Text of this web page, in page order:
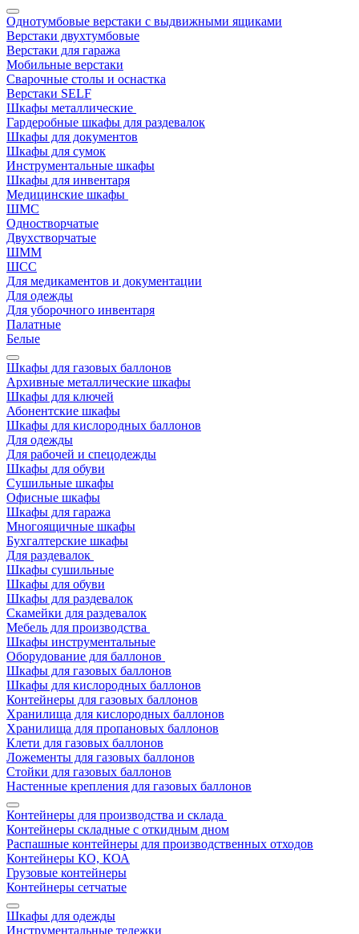
Однотумбовые верстаки с выдвижными ящиками
Верстаки двухтумбовые
Верстаки для гаража
Мобильные верстаки
Сварочные столы и оснастка
Верстаки SELF
Шкафы металлические
Гардеробные шкафы для раздевалок
Шкафы для документов
Шкафы для сумок
Инструментальные шкафы
Шкафы для инвентаря
Медицинские шкафы
ШМС
Одностворчатые
Двухстворчатые
ШММ
ШСС
Для медикаментов и документации
Для одежды
Для уборочного инвентаря
Палатные
Белые
Шкафы для газовых баллонов
Архивные металлические шкафы
Шкафы для ключей
Абонентские шкафы
Шкафы для кислородных баллонов
Для одежды
Для рабочей и спецодежды
Шкафы для обуви
Сушильные шкафы
Офисные шкафы
Шкафы для гаража
Многоящичные шкафы
Бухгалтерские шкафы
Для раздевалок
Шкафы сушильные
Шкафы для обуви
Шкафы для раздевалок
Скамейки для раздевалок
Мебель для производства
Шкафы инструментальные
Оборудование для баллонов
Шкафы для газовых баллонов
Шкафы для кислородных баллонов
Контейнеры для газовых баллонов
Хранилища для кислородных баллонов
Хранилища для пропановых баллонов
Клети для газовых баллонов
Ложементы для газовых баллонов
Стойки для газовых баллонов
Настенные крепления для газовых баллонов
Контейнеры для производства и склада
Контейнеры складные с откидным дном
Распашные контейнеры для производственных отходов
Контейнеры КО, КОА
Грузовые контейнеры
Контейнеры сетчатые
Шкафы для одежды
Инструментальные тележки